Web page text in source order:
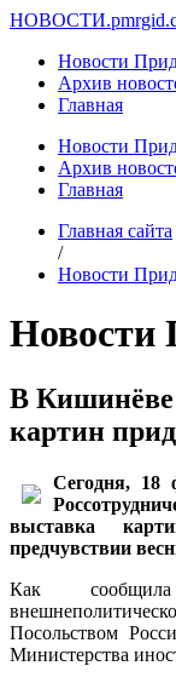
НОВОСТИ.
Новости
Архив
Главная
Новости
Архив
Главная
Главная сайта
/
Новости
В Кишинёве
картин
Сегодня, 18
выставка
предчувствии
Как сообщила
Посольством
Министерства